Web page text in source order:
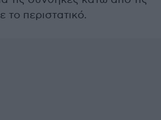
το περιστατικό.